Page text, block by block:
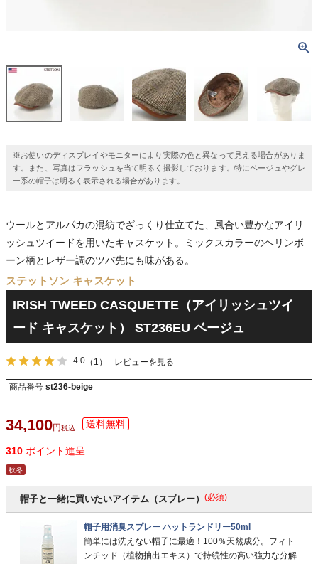
※お使いのディスプレイやモニターにより実際の色と異なって見える場合がありま
す。また、写真はフラッシュを当て明るく撮影しております。特にベージュやグレ
ー系の帽子は明るく表示される場合があります。
ウールとアルパカの混紡でざっくり仕立てた、風合い豊かなアイリ
ッシュツイードを用いたキャスケット。ミックスカラーのヘリンボ
ーン柄とレザー調のツバ先にも味がある。
ステットソン キャスケット
IRISH TWEED CASQUETTE（アイリッシュツイ
ード キャスケット） ST236EU ベージュ
4.0 （1） レビューを見る
商品番号 st236-beige
34,100 税込
310 ポイント進呈
秋冬
帽子と一緒に買いたいアイテム（スプレー） (必須)
帽子用消臭スプレー ハットランドリー50ml
簡単には洗えない帽子に最適！100％天然成分。フィト
ンチッド（植物抽出エキス）で持続性の高い強力な分解